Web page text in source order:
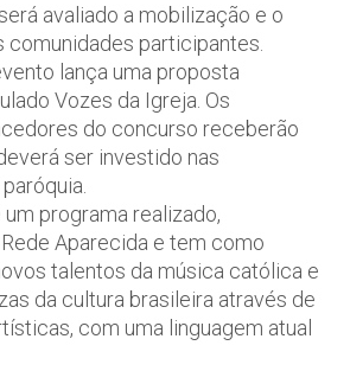
avaliado a mobilização e o
comunidades participantes.
lança uma proposta
Vozes da Igreja. Os
do concurso receberão
ser investido nas
programa realizado,
Aparecida e tem como
talentos da música católica e
da cultura brasileira através de
com uma linguagem atual